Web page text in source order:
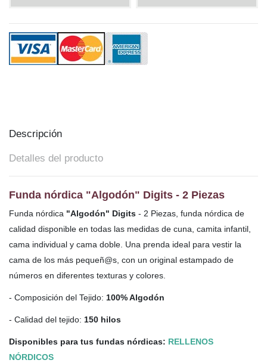
Descripción
Detalles del producto
Funda nórdica "Algodón" Digits - 2 Piezas
Funda nórdica "Algodón" Digits - 2 Piezas, funda nórdica de
calidad disponible en todas las medidas de cuna, camita infantil,
cama individual y cama doble. Una prenda ideal para vestir la
cama de los más pequeñ@s, con un original estampado de
números en diferentes texturas y colores.
- Composición del Tejido: 100% Algodón
- Calidad del tejido: 150 hilos
Disponibles para tus fundas nórdicas: RELLENOS
NÓRDICOS